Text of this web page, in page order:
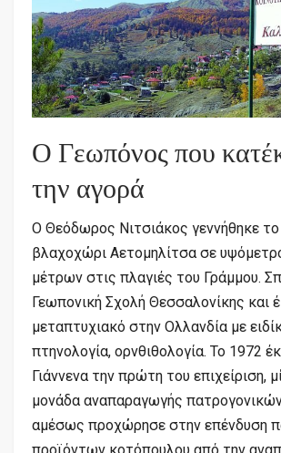
Ο Γεωπόνος που
την αγορά
Ο Θεόδωρος Νιτσιάκος γεννήθηκε
βλαχοχώρι Αετομηλίτσα σε
μέτρων στις πλαγιές του Γράμμου.
Γεωπονική Σχολή Θεσσαλονίκης και
μεταπτυχιακό στην Ολλανδία με
πτηνολογία, ορνθιθολογία. Το 1972
Γιάννενα την πρώτη του επιχείριση,
μονάδα αναπαραγωγής
αμέσως προχώρησε στην επένδυση